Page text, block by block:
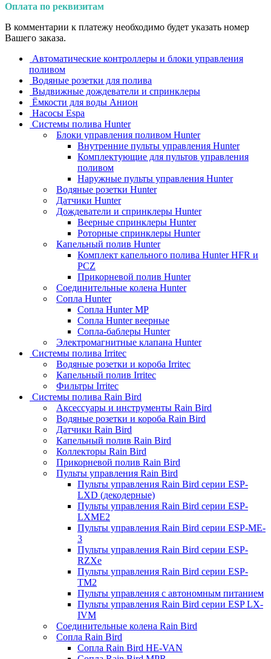
Оплата по реквизитам
В комментарии к платежу необходимо будет указать номер
Вашего заказа.
Автоматические контроллеры и блоки управления
поливом
Водяные розетки для полива
Выдвижные дождеватели и спринклеры
Ёмкости для воды Анион
Насосы Espa
Системы полива Hunter
Блоки управления поливом Hunter
Внутренние пульты управления Hunter
Комплектующие для пультов управления
поливом
Наружные пульты управления Hunter
Водяные розетки Hunter
Датчики Hunter
Дождеватели и спринклеры Hunter
Веерные спринклеры Hunter
Роторные спринклеры Hunter
Капельный полив Hunter
Комплект капельного полива Hunter HFR и
PCZ
Прикорневой полив Hunter
Соединительные колена Hunter
Сопла Hunter
Сопла Hunter MP
Сопла Hunter веерные
Сопла-баблеры Hunter
Электромагнитные клапана Hunter
Системы полива Irritec
Водяные розетки и короба Irritec
Капельный полив Irritec
Фильтры Irritec
Системы полива Rain Bird
Аксессуары и инструменты Rain Bird
Водяные розетки и короба Rain Bird
Датчики Rain Bird
Капельный полив Rain Bird
Коллекторы Rain Bird
Прикорневой полив Rain Bird
Пульты управления Rain Bird
Пульты управления Rain Bird серии ESP-
LXD (декодерные)
Пульты управления Rain Bird серии ESP-
LXME2
Пульты управления Rain Bird серии ESP-ME-
3
Пульты управления Rain Bird серии ESP-
RZXe
Пульты управления Rain Bird серии ESP-
TM2
Пульты управления с автономным питанием
Пульты управления Rain Bird серии ESP LX-
IVM
Соединительные колена Rain Bird
Сопла Rain Bird
Сопла Rain Bird HE-VAN